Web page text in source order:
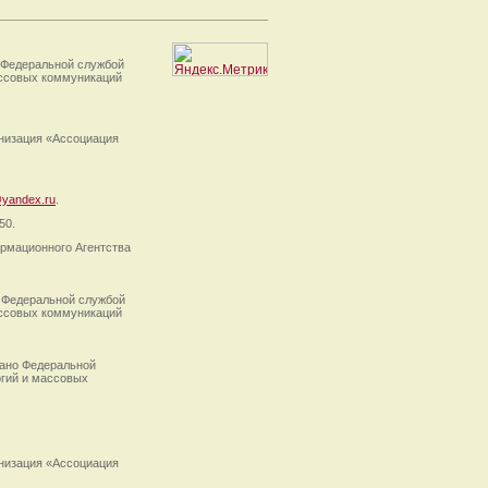
службой
коммуникаций
«Ассоциация
Агентства
службой
коммуникаций
Федеральной
и массовых
«Ассоциация